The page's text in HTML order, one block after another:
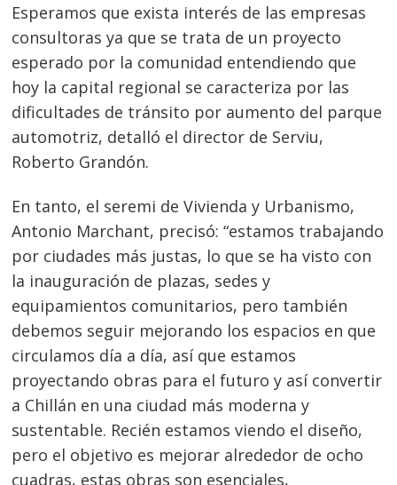
Esperamos que exista interés de las empresas
consultoras ya que se trata de un proyecto
esperado por la comunidad entendiendo que
hoy la capital regional se caracteriza por las
dificultades de tránsito por aumento del parque
automotriz, detalló el director de Serviu,
Roberto Grandón.
En tanto, el seremi de Vivienda y Urbanismo,
Antonio Marchant, precisó: “estamos trabajando
por ciudades más justas, lo que se ha visto con
la inauguración de plazas, sedes y
equipamientos comunitarios, pero también
debemos seguir mejorando los espacios en que
circulamos día a día, así que estamos
proyectando obras para el futuro y así convertir
a Chillán en una ciudad más moderna y
sustentable. Recién estamos viendo el diseño,
pero el objetivo es mejorar alrededor de ocho
cuadras, estas obras son esenciales,